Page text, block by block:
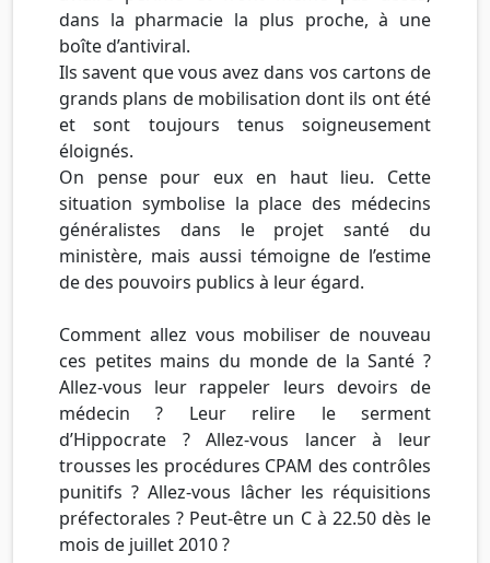
dans la pharmacie la plus proche, à une
boîte d’antiviral.
Ils savent que vous avez dans vos cartons de
grands plans de mobilisation dont ils ont été
et sont toujours tenus soigneusement
éloignés.
On pense pour eux en haut lieu. Cette
situation symbolise la place des médecins
généralistes dans le projet santé du
ministère, mais aussi témoigne de l’estime
de des pouvoirs publics à leur égard.
Comment allez vous mobiliser de nouveau
ces petites mains du monde de la Santé ?
Allez-vous leur rappeler leurs devoirs de
médecin ? Leur relire le serment
d’Hippocrate ? Allez-vous lancer à leur
trousses les procédures CPAM des contrôles
punitifs ? Allez-vous lâcher les réquisitions
préfectorales ? Peut-être un C à 22.50 dès le
mois de juillet 2010 ?